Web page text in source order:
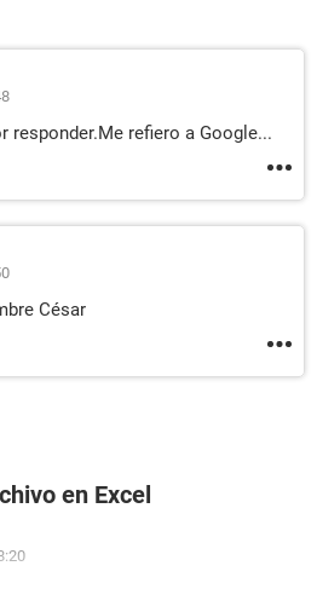
responder.Me refiero a Google...
César
en Excel